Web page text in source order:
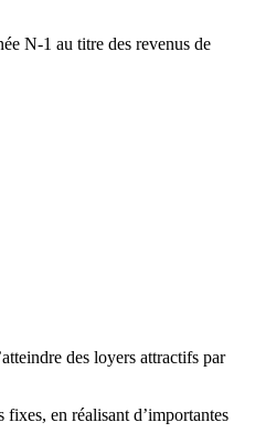
N-1 au titre des revenus de
des loyers attractifs par
en réalisant d’importantes